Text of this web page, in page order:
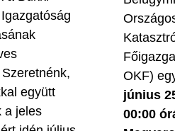
együtt
a jeles
OKF)
június
00:00